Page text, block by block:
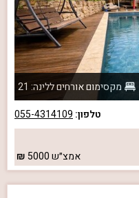
מקסימום אורחים ללינה: 21
טלפון: 055-4314109
אמצ״ש5000